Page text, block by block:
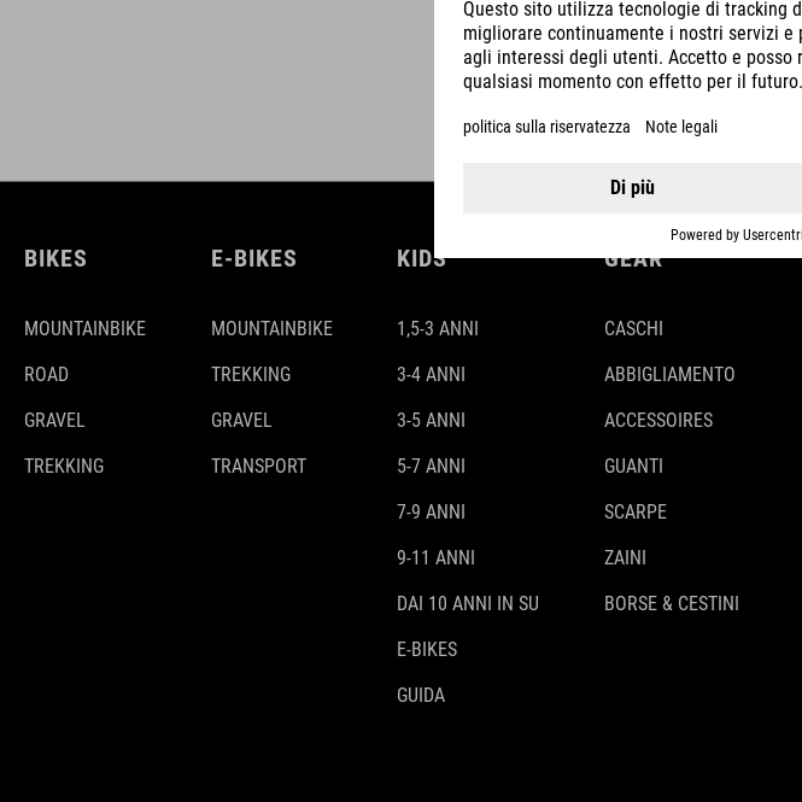
DETTAGLI
BIKES
MOUNTAINBIKE
ROAD
GRAVEL
TREKKING
E-BIKES
MOUNTAINBIKE
TREKKING
GRAVEL
TRANSPORT
KIDS
1,5-3 ANNI
3-4 ANNI
3-5 ANNI
5-7 ANNI
7-9 ANNI
9-11 ANNI
DAI 10 ANNI IN SU
E-BIKES
GUIDA
GEAR
CASCHI
ABBIGLIAMENTO
ACCESSOIRES
GUANTI
SCARPE
ZAINI
BORSE & CESTINI